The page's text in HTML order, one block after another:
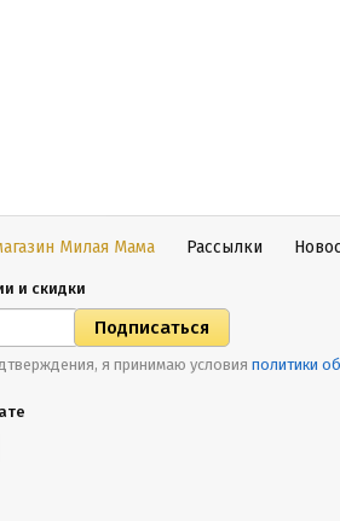
Милая Мама Рассылки
и скидки
я принимаю условия политики